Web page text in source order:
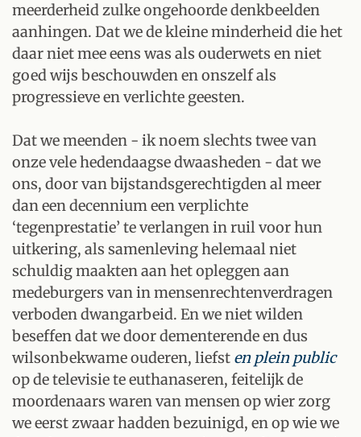
meerderheid zulke ongehoorde denkbeelden
aanhingen. Dat we de kleine minderheid die het
daar niet mee eens was als ouderwets en niet
goed wijs beschouwden en onszelf als
progressieve en verlichte geesten.
Dat we meenden - ik noem slechts twee van
onze vele hedendaagse dwaasheden - dat we
ons, door van bijstandsgerechtigden al meer
dan een decennium een verplichte
‘tegenprestatie’ te verlangen in ruil voor hun
uitkering, als samenleving helemaal niet
schuldig maakten aan het opleggen aan
medeburgers van in mensenrechtenverdragen
verboden dwangarbeid. En we niet wilden
beseffen dat we door dementerende en dus
wilsonbekwame ouderen, liefst en plein public
op de televisie te euthanaseren, feitelijk de
moordenaars waren van mensen op wier zorg
we eerst zwaar hadden bezuinigd, en op wie we